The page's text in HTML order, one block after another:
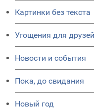
Картинки без текста
Угощения для друзей
Новости и события
Пока, до свидания
Новый год